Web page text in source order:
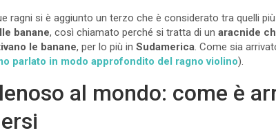
ragni si è aggiunto un terzo che è considerato tra quelli
banane, così chiamato perché si tratta di un aracnide
le banane, per lo più in Sudamerica . Come sia
parlato in modo approfondito del ragno violino).
al mondo: come è